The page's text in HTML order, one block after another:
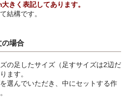
きく表記してあります。
結構です。
の場合
の足したサイズ（足すサイズは2辺だ
ます。
選んでいただき、中にセットする作